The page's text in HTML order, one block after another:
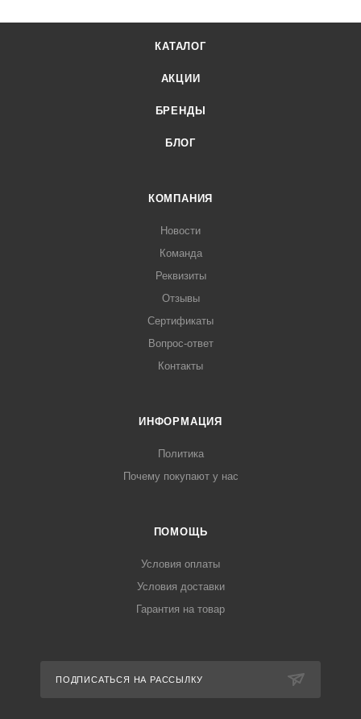
КАТАЛОГ
АКЦИИ
БРЕНДЫ
БЛОГ
КОМПАНИЯ
Новости
Команда
Реквизиты
Отзывы
Сертификаты
Вопрос-ответ
Контакты
ИНФОРМАЦИЯ
Политика
Почему покупают у нас
ПОМОЩЬ
Условия оплаты
Условия доставки
Гарантия на товар
ПОДПИСАТЬСЯ НА РАССЫЛКУ